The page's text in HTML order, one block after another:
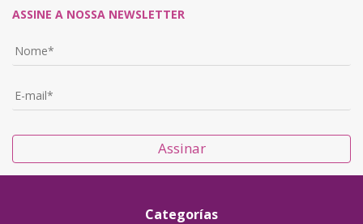
ASSINE A NOSSA NEWSLETTER
Assinar
Categorías